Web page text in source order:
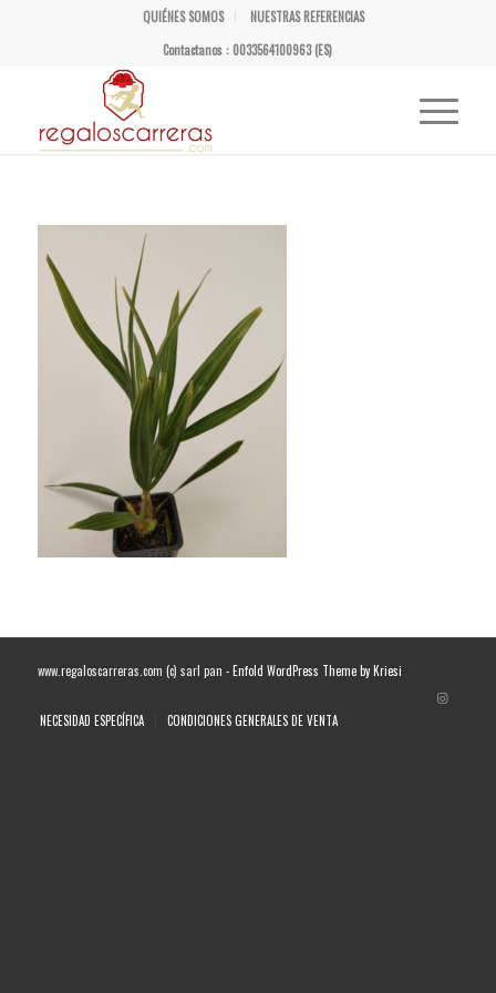
QUIÉNES SOMOS
NUESTRAS REFERENCIAS
Contactanos : 0033564100963 (ES)
www.regaloscarreras.com (c) sarl pan -Enfold WordPress Theme by Kriesi
NECESIDAD ESPECÍFICA CONDICIONES GENERALES DE VENTA